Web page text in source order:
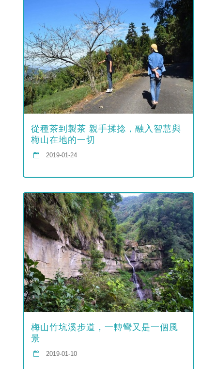
從種茶到製茶 親手揉捻，融入智慧與
梅山在地的一切
2019-01-24
梅山竹坑溪步道，一轉彎又是一個風
景
2019-01-10